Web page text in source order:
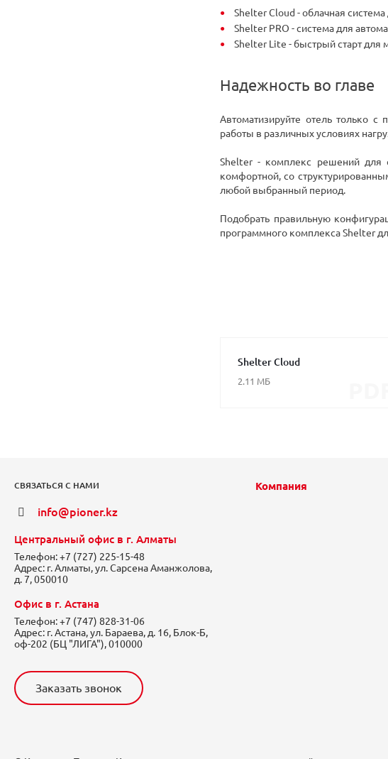
Shelter Cloud - облачная
Shelter PRO - система для
Shelter Lite - быстрый старт
Надежность во главе
Автоматизируйте отель только
работы в различных условиях
Shelter - комплекс решений для
комфортной, со
любой выбранный период.
Подобрать правильную
программного комплекса Shelter
Shelter Cloud
2.11 МБ
СВЯЗАТЬСЯ С НАМИ
info@pioner.kz
Центральный офис в г. Алматы
Телефон:+7 (727) 225-15-48
Адрес: г. Алматы, ул. Сарсена Аманжолова,
д. 7, 050010
Офис в г. Астана
Телефон:+7 (747) 828-31-06
Адрес: г. Астана, ул. Бараева, д. 16, Блок-Б,
оф-202 (БЦ "ЛИГА"), 010000
Компания
Заказать звонок